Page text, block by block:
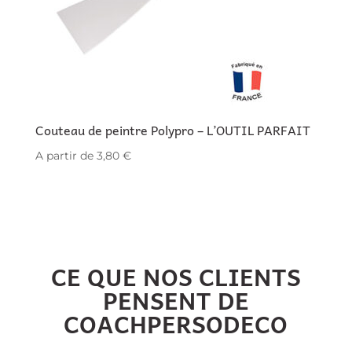
Couteau de peintre Polypro – L’OUTIL PARFAIT
A partir de 3,80 €
CE QUE NOS CLIENTS
PENSENT DE
COACHPERSODECO